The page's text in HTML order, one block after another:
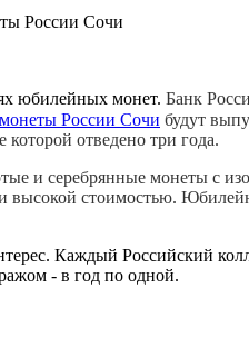
России Сочи
юбилейных монет. Банк
России Сочи будут
отведено три года.
и серебрянные монеты с
стоимостью.
Каждый Российский
- в год по одной.